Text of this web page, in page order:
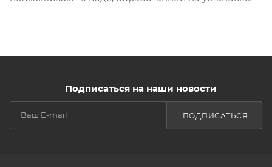
Подписаться на наши новости
ПОДПИСАТЬСЯ